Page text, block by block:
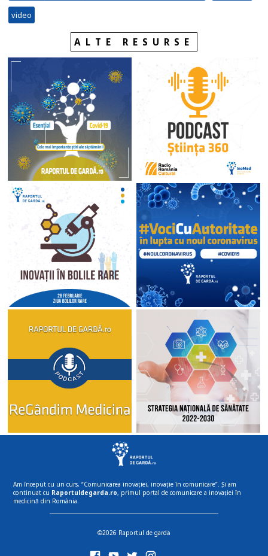
video
ALTE RESURSE
Am început cu un curs, “Comunicarea inovației, inovație în comunicare”. Și am
continuat cu Raportuldegarda.ro, primul portal de comunicare a inovației în
medicină din România.
©2026 Raportul de gardă